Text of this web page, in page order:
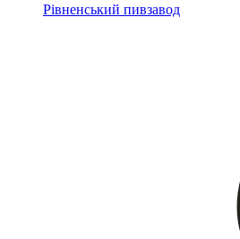
Рівненський пивзавод